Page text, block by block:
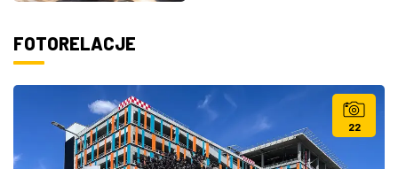
FOTORELACJE
22